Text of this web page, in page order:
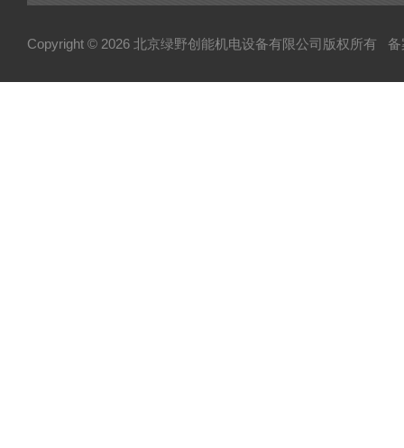
Copyright © 2026 北京绿野创能机电设备有限公司版权所有 备